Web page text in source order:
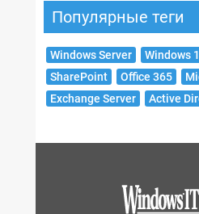
Популярные теги
Windows Server Windows
SharePoint
Office 365
Exchange Server
Active